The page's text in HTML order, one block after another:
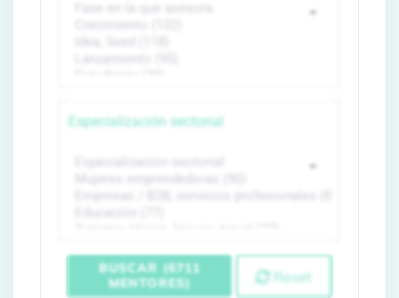
Especialización sectorial
BUSCAR (6711
MENTORES)
Reset